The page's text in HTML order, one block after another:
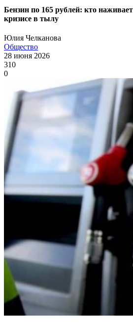
Бензин по 165 рублей: кто
кризисе в тылу
Юлия Челканова
Общество
28 июня 2026
310
0